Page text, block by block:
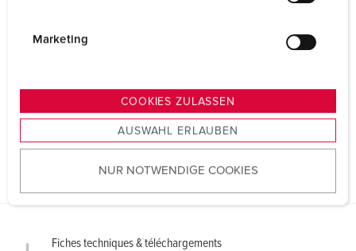
s
u
w
Marketing
COOKIES ZULASSEN
AUSWAHL ERLAUBEN
NUR NOTWENDIGE COOKIES
Fiches techniques & téléchargements